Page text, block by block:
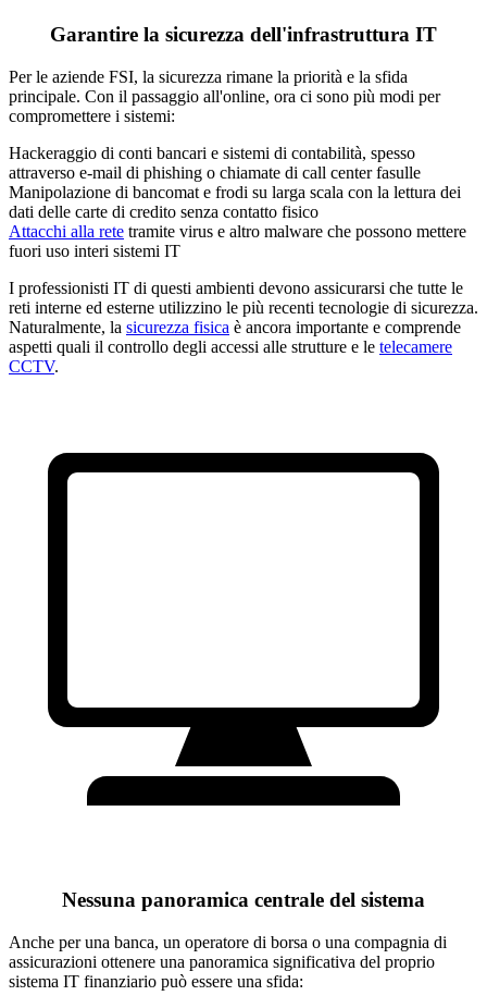
Garantire la sicurezza dell'infrastruttura IT
Per le aziende FSI, la sicurezza rimane la priorità e la sfida
principale. Con il passaggio all'online, ora ci sono più modi per
compromettere i sistemi:
Hackeraggio di conti bancari e sistemi di contabilità, spesso
attraverso e-mail di phishing o chiamate di call center fasulle
Manipolazione di bancomat e frodi su larga scala con la lettura dei
dati delle carte di credito senza contatto fisico
Attacchi alla rete tramite virus e altro malware che possono mettere
fuori uso interi sistemi IT
I professionisti IT di questi ambienti devono assicurarsi che tutte le
reti interne ed esterne utilizzino le più recenti tecnologie di sicurezza.
Naturalmente, la sicurezza fisica è ancora importante e comprende
aspetti quali il controllo degli accessi alle strutture e le telecamere
CCTV.
Nessuna panoramica centrale del sistema
Anche per una banca, un operatore di borsa o una compagnia di
assicurazioni ottenere una panoramica significativa del proprio
sistema IT finanziario può essere una sfida: